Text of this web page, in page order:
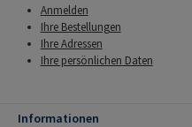
Anmelden
Ihre Bestellungen
Ihre Adressen
Ihre persönlichen Daten
Informationen